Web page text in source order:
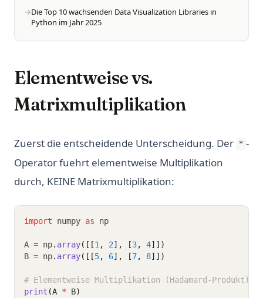
Die Top 10 wachsenden Data Visualization Libraries in
Python im Jahr 2025
Elementweise vs.
Matrixmultiplikation
Zuerst die entscheidende Unterscheidung. Der * -
Operator fuehrt elementweise Multiplikation
durch, KEINE Matrixmultiplikation:
import numpy as np
A = np. array([[1 , 2], [3, 4]])
B = np. array([[5, 6], [7, 8]])
# Elementweise Multiplikation (Hadamard-Produkt)
print (A * B)